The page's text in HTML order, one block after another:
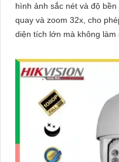
hình ảnh sắc nét và độ bền cao. Camera này có
quay và zoom 32x, cho
diện tích lớn mà không làm